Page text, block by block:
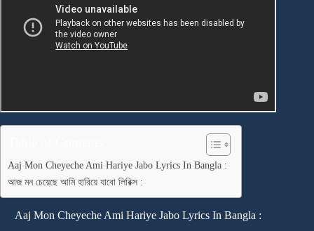
Aaj Mon Cheyeche Ami Hariye Jabo Lyrics In Bangla :
আজ মন চেয়েছে আমি হারিয়ে যাবো লিরিক্স :
Aaj Mon Cheyeche Ami Hariye Jabo Lyrics In Bangla :